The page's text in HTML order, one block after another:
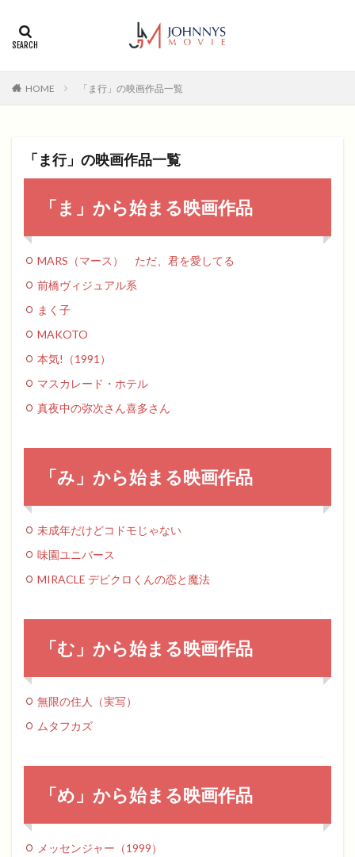
HOME 「ま行」の映画作品一覧
「ま行」の映画作品一覧
「ま」から始まる映画作品
MARS（マース） ただ、君を愛してる
前橋ヴィジュアル系
まく子
MAKOTO
本気!（1991）
マスカレード・ホテル
真夜中の弥次さん喜多さん
「み」から始まる映画作品
未成年だけどコドモじゃない
味園ユニバース
MIRACLE デビクロくんの恋と魔法
「む」から始まる映画作品
無限の住人（実写）
ムタフカズ
「め」から始まる映画作品
メッセンジャー（1999）
2018年
2019年 SF
コメディー映画
ヒューマンドラマ
動画無料視聴
恋愛 恋愛映画
無料視聴動画
青春